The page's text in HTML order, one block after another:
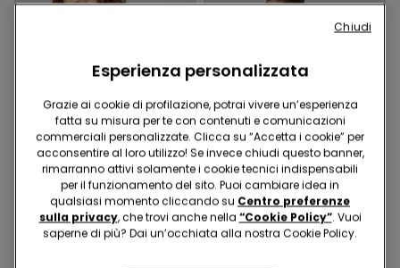
Microfibra Riciclata
-40%
Microfibra Riciclata
Esperienza personalizzata
Grazie ai cookie di profilazione, potrai vivere un’esperienza
fatta su misura per te con contenuti e comunicazioni
commerciali personalizzate. Clicca su “Accetta i cookie” per
acconsentire al loro utilizzo! Se invece chiudi questo banner,
rimarranno attivi solamente i cookie tecnici indispensabili
per il funzionamento del sito. Puoi cambiare idea in
qualsiasi momento cliccando su Centro preferenze
sulla privacy, che trovi anche nella “Cookie Policy”. Vuoi
saperne di più? Dai un’occhiata alla nostra Cookie Policy.
Chiudi